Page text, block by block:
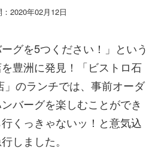
2020年02月12日
グを5つください！」という
豊洲に発見！「ビストロ石
」のランチでは、事前オーダ
バーグを楽しむことができ
くっきゃないッ！と意気込
しました。